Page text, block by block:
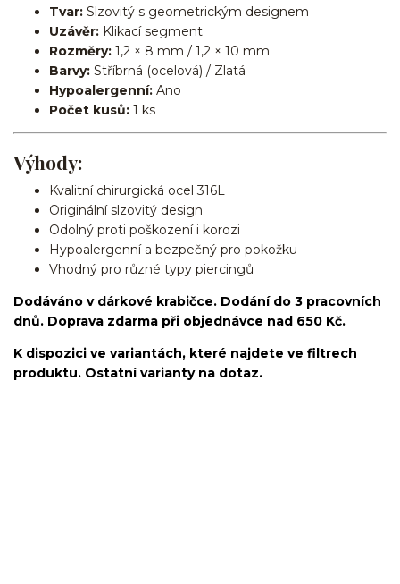
Tvar: Slzovitý s geometrickým designem
Uzávěr: Klikací segment
Rozměry: 1,2 × 8 mm / 1,2 × 10 mm
Barvy: Stříbrná (ocelová) / Zlatá
Hypoalergenní: Ano
Počet kusů: 1 ks
Výhody:
Kvalitní chirurgická ocel 316L
Originální slzovitý design
Odolný proti poškození i korozi
Hypoalergenní a bezpečný pro pokožku
Vhodný pro různé typy piercingů
Dodáváno v dárkové krabičce. Dodání do 3 pracovních
dnů. Doprava zdarma při objednávce nad 650 Kč.
K dispozici ve variantách, které najdete ve filtrech
produktu. Ostatní varianty na dotaz.